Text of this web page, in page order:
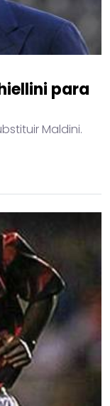
para
Maldini.